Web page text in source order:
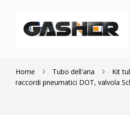
Home Tubo dell'aria
Kit
raccordi pneumatici DOT, valvola